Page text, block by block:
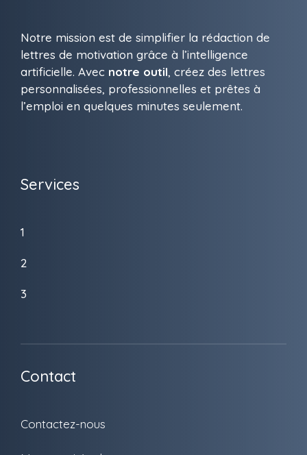
Notre mission est de simplifier la rédaction de
lettres de motivation grâce à l’intelligence
artificielle. Avec notre outil, créez des lettres
personnalisées, professionnelles et prêtes à
l’emploi en quelques minutes seulement.
Services
1
2
3
Contact
Contactez-nous